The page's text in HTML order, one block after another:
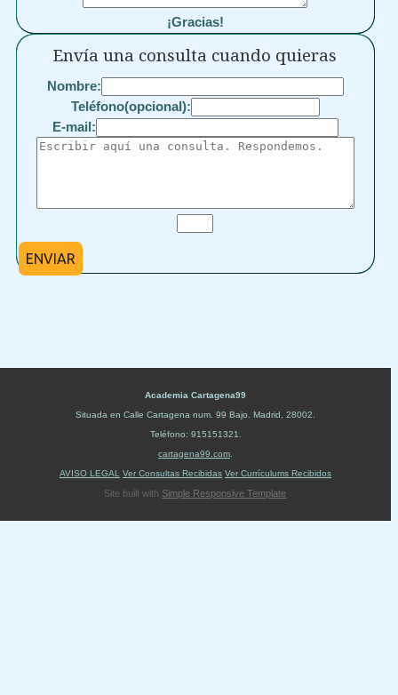
¡Gracias!
Envía una consulta cuando quieras
Nombre:
Teléfono(opcional):
E-mail:
ENVIAR
Academia Cartagena99
Situada en Calle Cartagena num. 99 Bajo Madrid 28002
Teléfono: 915151321
cartagena99.com
AVISO LEGAL
Ver Consultas Recibidas Ver Currículums Recibidos
Site built with Simple Responsive Template